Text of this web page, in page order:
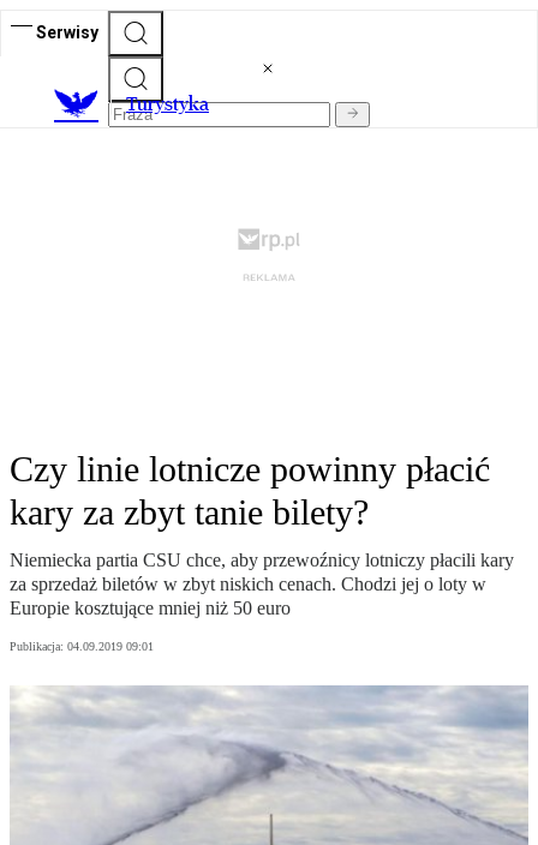
Serwisy
Turystyka
Czy linie lotnicze powinny płacić
kary za zbyt tanie bilety?
Niemiecka partia CSU chce, aby przewoźnicy lotniczy płacili kary
za sprzedaż biletów w zbyt niskich cenach. Chodzi jej o loty w
Europie kosztujące mniej niż 50 euro
Publikacja: 04.09.2019 09:01